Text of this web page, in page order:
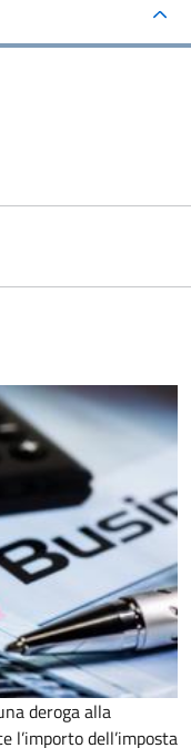
deroga alla
l’importo dell’imposta